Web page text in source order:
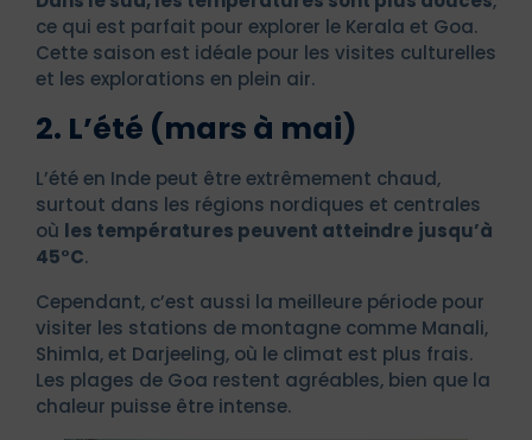
ce qui est parfait pour explorer le Kerala et Goa.
Cette saison est idéale pour les visites culturelles
et les explorations en plein air.
2. L’été (mars à mai)
L’été en Inde peut être extrêmement chaud,
surtout dans les régions nordiques et centrales
où les températures peuvent atteindre jusqu’à
45°C.
Cependant, c’est aussi la meilleure période pour
visiter les stations de montagne comme Manali,
Shimla, et Darjeeling, où le climat est plus frais.
Les plages de Goa restent agréables, bien que la
chaleur puisse être intense.